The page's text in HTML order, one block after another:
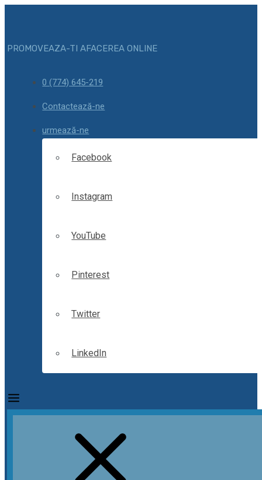
PROMOVEAZA-TI AFACEREA ONLINE
0 (774) 645-219
Contactează-ne
urmează-ne
Facebook
Instagram
YouTube
Pinterest
Twitter
LinkedIn